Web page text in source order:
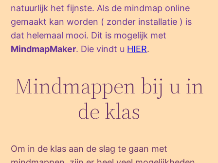
natuurlijk het fijnste. Als de mindmap online
gemaakt kan worden ( zonder installatie ) is
dat helemaal mooi. Dit is mogelijk met
MindmapMaker. Die vindt u HIER.
Mindmappen bij u in
de klas
Om in de klas aan de slag te gaan met